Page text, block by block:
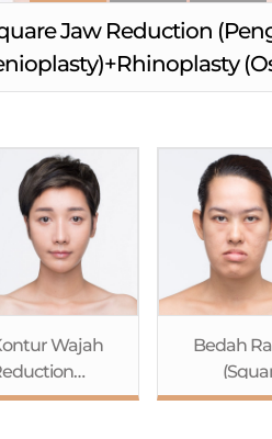
Jaw Reduction
Wajah
Bedah